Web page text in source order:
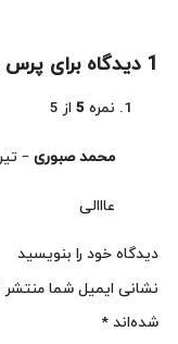
1 دیدگاه برای پرس
نمره 5 از 5
محمد صبوری – تیر 11, 1402
عااالی
دیدگاه خود را بنویسید
نشانی ایمیل شما
شده‌اند *